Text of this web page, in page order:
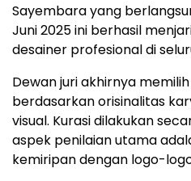
Sayembara yang
Juni 2025 ini berhasil
desainer profesional di
Dewan juri akhirnya
berdasarkan orisinalitas
visual. Kurasi dilakukan
aspek penilaian utama
kemiripan dengan logo-